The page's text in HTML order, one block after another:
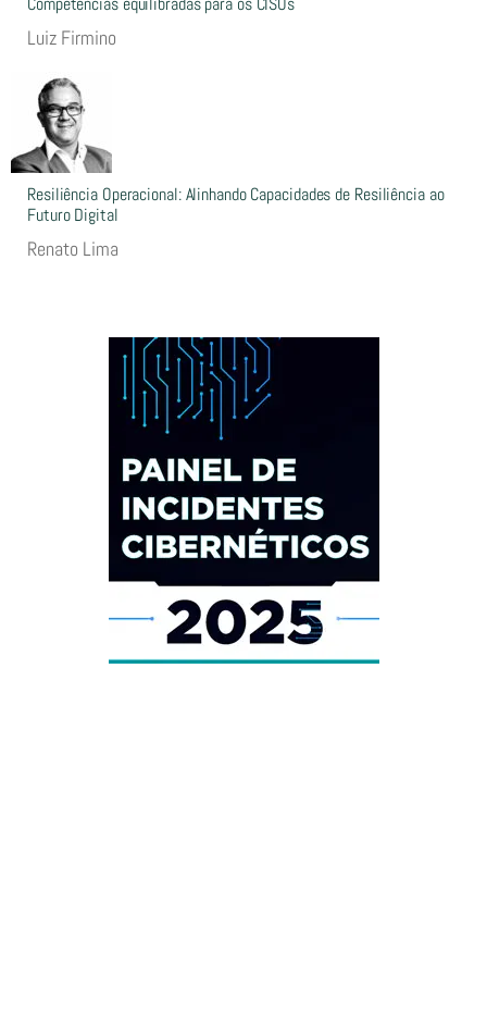
Luiz Firmino
Resiliência Operacional: Alinhando Capacidades de Resiliência ao
Futuro Digital
Renato Lima